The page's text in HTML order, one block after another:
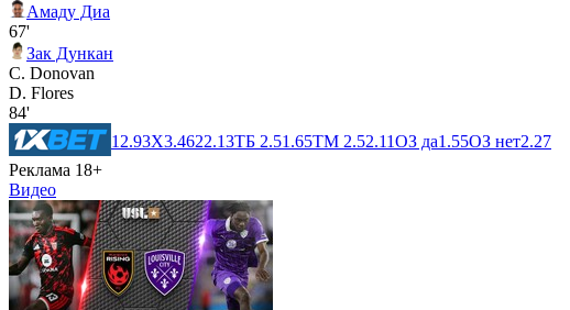
Амаду Диа
67'
Зак Дункан
C. Donovan
D. Flores
84'
1 2.93X3.4622.13ТБ 2.51.65ТМ 2.52.11ОЗ да1.55ОЗ нет2.27
Реклама 18+
Видео